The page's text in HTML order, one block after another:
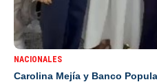
NACIONALES
Carolina Mejía y Banco